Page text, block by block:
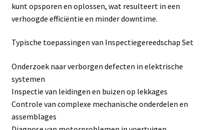
Klantenservice
Linkpartners
Over Ons
Overzicht
kunt opsporen en oplossen, wat resulteert in een
verhoogde efficiëntie en minder downtime.
Typische toepassingen van Inspectiegereedschap Set
Onderzoek naar verborgen defecten in elektrische
systemen
Inspectie van leidingen en buizen op lekkages
Controle van complexe mechanische onderdelen en
assemblages